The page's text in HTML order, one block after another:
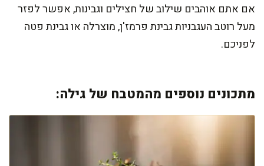
אם אתם אוהבים שילוב של חצילים וגבינות, אפשר לפזר
מעל רוטב העגבניות גבינת פרמז'ן, מוצרלה או גבינת פטה
לפניכם.
מתכונים נוספים מהמטבח של גילה: